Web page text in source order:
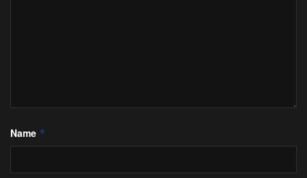
Name *